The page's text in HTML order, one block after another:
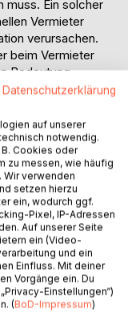
muss. Ein solcher
Vermieter
verursachen.
beim Vermieter
Bedeutung
Vermieter
die
somit die
des
Betriebskosten
Beispiel zu
der Grundmiete
Warmwasser)
Von 1991 bis
des Verbandes
Datenschutzerklärung
auf unserer
notwendig.
Cookies oder
zu messen, wie häufig
Wir verwenden
setzen hierzu
ein, wodurch ggf.
Pixel, IP-Adressen
Auf unserer Seite
ein (Video-
und ein
Einfluss. Mit deiner
Vorgänge ein. Du
Einstellungen“)
(BoD-Impressum)